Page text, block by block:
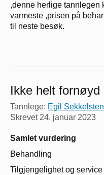
,denne herlige tannlegen
varmeste ,prisen på
til neste besøk.
Ikke helt fornøyd
Tannlege: Egil Sekkelsten
Skrevet 24. januar 2023
Samlet vurdering
Behandling
Tilgjengelighet og service